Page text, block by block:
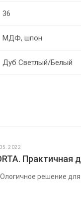
36
МДФ, шпон
Дуб Светлый/Белый
Практичная
решение